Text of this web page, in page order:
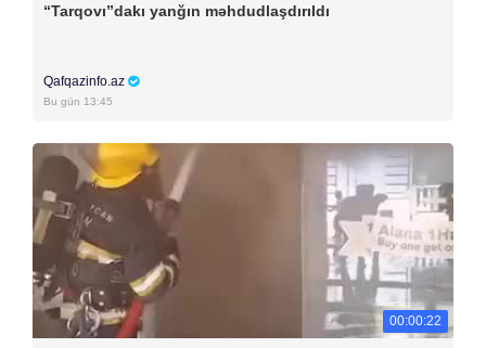
“Tarqovı”dakı yanğın məhdudlaşdırıldı
Qafqazinfo.az
Bu gün 13:45
00:00:22